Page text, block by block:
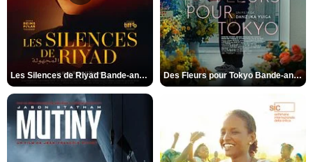
Les Silences de Riyad Bande-annonce VO STFR Des Fleurs pour Tokyo Bande-annonce VO STFR